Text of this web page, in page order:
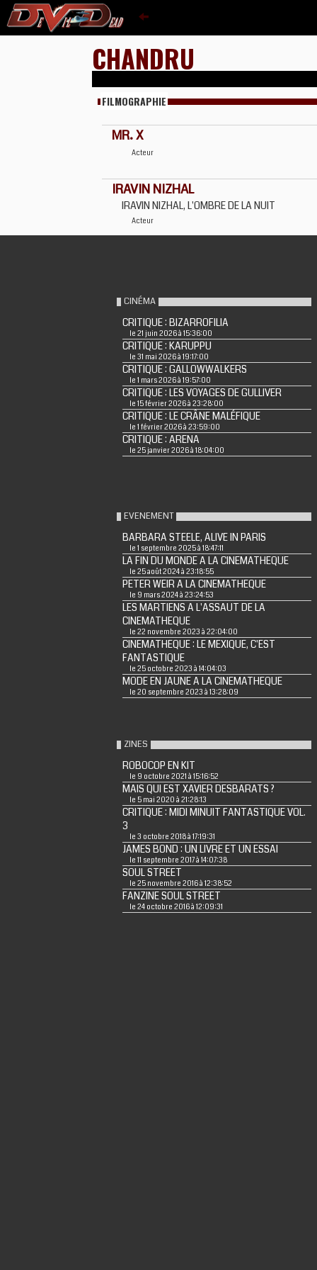
CHANDRU
FILMOGRAPHIE
MR. X
Acteur
IRAVIN NIZHAL
IRAVIN NIZHAL, L'OMBRE DE LA NUIT
Acteur
CINÉMA
CRITIQUE : BIZARROFILIA
le 21 juin 2026 à 15:36:00
CRITIQUE : KARUPPU
le 31 mai 2026 à 19:17:00
CRITIQUE : GALLOWWALKERS
le 1 mars 2026 à 19:57:00
CRITIQUE : LES VOYAGES DE GULLIVER
le 15 février 2026 à 23:28:00
CRITIQUE : LE CRÂNE MALÉFIQUE
le 1 février 2026 à 23:59:00
CRITIQUE : ARENA
le 25 janvier 2026 à 18:04:00
EVENEMENT
BARBARA STEELE, ALIVE IN PARIS
le 1 septembre 2025 à 18:47:11
LA FIN DU MONDE A LA CINEMATHEQUE
le 25 août 2024 à 23:18:55
PETER WEIR A LA CINEMATHEQUE
le 9 mars 2024 à 23:24:53
LES MARTIENS A L'ASSAUT DE LA
CINEMATHEQUE
le 22 novembre 2023 à 22:04:00
CINEMATHEQUE : LE MEXIQUE, C'EST
FANTASTIQUE
le 25 octobre 2023 à 14:04:03
MODE EN JAUNE A LA CINEMATHEQUE
le 20 septembre 2023 à 13:28:09
ZINES
ROBOCOP EN KIT
le 9 octobre 2021 à 15:16:52
MAIS QUI EST XAVIER DESBARATS ?
le 5 mai 2020 à 21:28:13
CRITIQUE : MIDI MINUIT FANTASTIQUE VOL.
3
le 3 octobre 2018 à 17:19:31
JAMES BOND : UN LIVRE ET UN ESSAI
le 11 septembre 2017 à 14:07:38
SOUL STREET
le 25 novembre 2016 à 12:38:52
FANZINE SOUL STREET
le 24 octobre 2016 à 12:09:31